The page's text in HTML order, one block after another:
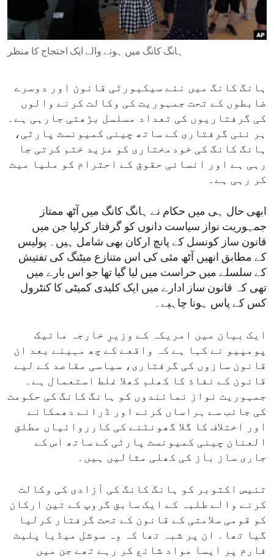
ENVIRONMENT AND HEALTH
IDEALS AND INSTITUTIONS
ہانگ کانگ میں ہونے والے ایک احتجاج کا منظر
ہانگ کانگ میں نئے سیکیورٹی قانون اور دوسرے
ضابطوں کے تحت جمہوریت کی وکالت کرنے والوں
کی گرفتاریوں کی تعداد مسلسل بڑھتی جارہی ہے۔
ہر نئی گرفتاری کے ساتھ چینی کمیونسٹ پارٹی،
ہانگ کانگ کی خودمختاری کو مزید ختم کرتی جا
رہی ہے اور انسانی حقوق کے احترام کو ملیا میٹ
کر رہی ہے۔
ابھی حال ہی میں حکام نے ہانگ کانگ میں آٹھ ممتاز
جمہوریت نواز سیاست دانوں کو گرفتار کرلیا جن میں
قانون ساز کونسل کے پانچ ارکان بھی شامل ہیں۔ پولیس
کے مطابق انھیں آٹھ مئی کی اس متنازع میٹنگ کی تفتیش
کے سلسلے میں حراست میں لیا گیا تھا جو اس بارے میں
تھی کہ قانون ساز ادارے میں ایک کلیدی کمیٹی کا کنٹرول
کس کے پاس ہونا چاہیے۔
ایک بیان میں امریکہ کے وزیرِ خارجہ مائیک
پومپیو نے کہا ہے کہ واقعے کے چھ مہینے بعد ان
قانون سازوں کی گرفتاری، سیاسی مقاصد کے لیے
قانون کے نفاذ کا کھلم کھلا غلط استعمال ہے۔
جمہوریت نواز نمائندوں کو ہانگ کانگ کی حکومت
کی جانب سے ہراساں کرنے اور ڈرانے دھمکانے
اور اختلاف کا گلا گھونٹنے کی کارروائیاں مطلق
العنان چینی کمیونسٹ پارٹی کے ساتھ اس کے
جاری ساز باز کی کھلی مثالیں ہیں۔
تئیس اکتوبر کو ہانگ کانگ کی آزادی کی وکالت
کرنے والے طلبہ کے ایک سابق گروپ کے تین ارکان
کو قومی سلامتی کے قانون کے تحت گرفتار کرلیا
گیا تھا۔ ان پر شبہ تھا کہ وہ سوشل میڈیا پلیٹ
فارم پر ایسا مواد شائع کر رہے تھے جن میں